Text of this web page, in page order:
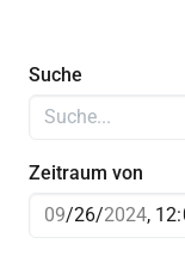
Suche
Zeitraum von